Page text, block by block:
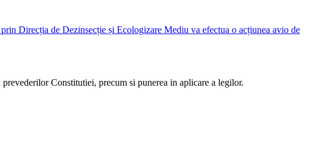
prin Direcția de Dezinsecție și Ecologizare Mediu va efectua o acțiunea avio de
Constitutiei, precum si punerea in aplicare a legilor.